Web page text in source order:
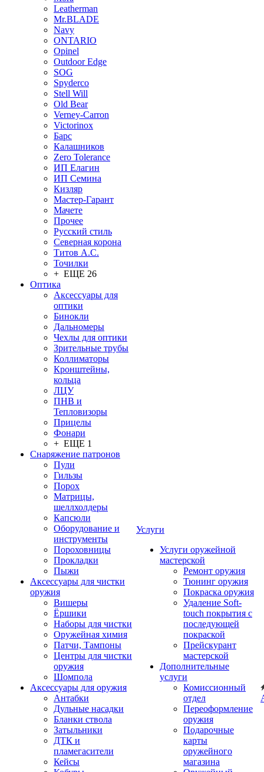
Leatherman
Mr.BLADE
Navy
ONTARIO
Opinel
Outdoor Edge
SOG
Spyderco
Stell Will
Old Bear
Verney-Carron
Victorinox
Барс
Калашников
Zero Tolerance
ИП Елагин
ИП Семина
Кизляр
Мастер-Гарант
Мачете
Прочее
Русский стиль
Северная корона
Титов А.С.
Точилки
+ ЕЩЕ 26
Оптика
Аксессуары для
оптики
Бинокли
Дальномеры
Чехлы для оптики
Зрительные трубы
Коллиматоры
Кронштейны,
кольца
ЛЦУ
ПНВ и
Тепловизоры
Прицелы
Фонари
+ ЕЩЕ 1
Снаряжение патронов
Пули
Гильзы
Порох
Матрицы,
шеллхолдеры
Капсюли
Оборудование и
инструменты
Пороховницы
Прокладки
Пыжи
Аксессуары для чистки
оружия
Вишеры
Ёршики
Наборы для чистки
Оружейная химия
Патчи, Тампоны
Центры для чистки
оружия
Шомпола
Аксессуары для оружия
Антабки
Дульные насадки
Бланки ствола
Затыльники
ДТК и
пламегасители
Кейсы
Услуги
Услуги оружейной
мастерской
Ремонт оружия
Тюнинг оружия
Покраска оружия
Удаление Soft-
touch покрытия с
последующей
покраской
Прейскурант
мастерской
Дополнительные
услуги
Комиссионный
отдел
Переоформление
оружия
Подарочные
карты
оружейного
магазина